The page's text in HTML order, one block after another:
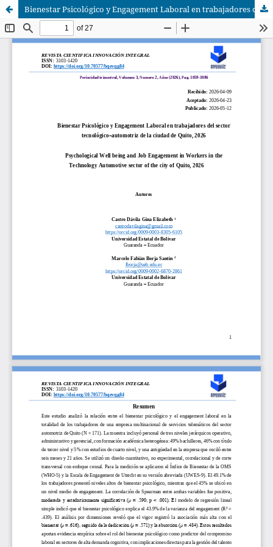
Bienestar Psicológico y Engagement Laboral en trabajadores del sector tecnológico–automotriz de la ciudad de Quito, 2026